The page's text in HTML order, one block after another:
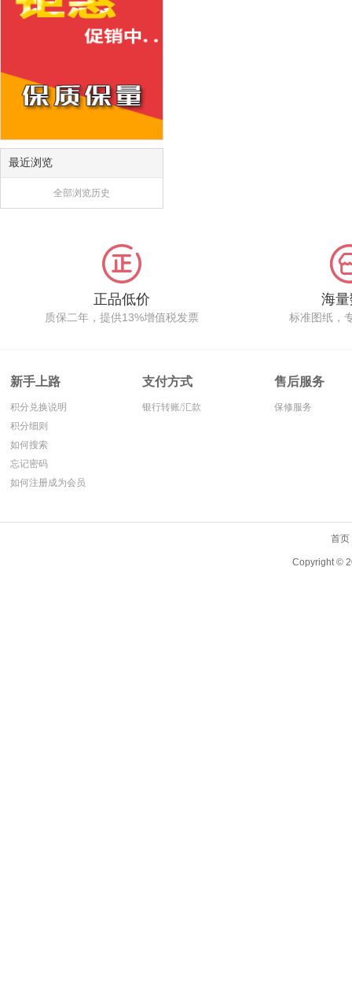
最近浏览
全部浏览历史
正品低价
质保二年，提供13%增值税发票
海
标准图纸，
新手上路
积分兑换说明
积分细则
如何搜索
忘记密码
如何注册成为会员
支付方式
银行转账/汇款
售后服务
保修服务
首页
Copyright ©